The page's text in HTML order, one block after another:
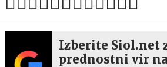
Izberite Siol.net
prednostni vir